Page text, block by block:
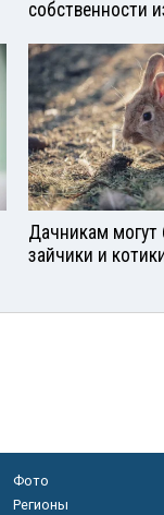
собственности
Дачникам
зайчики и
Фото
Регионы